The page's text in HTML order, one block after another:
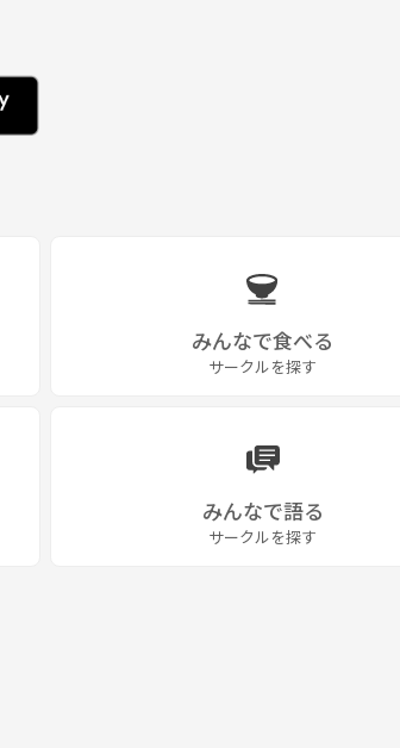
みんなで食べる
サークルを探す
みんなで語る
サークルを探す